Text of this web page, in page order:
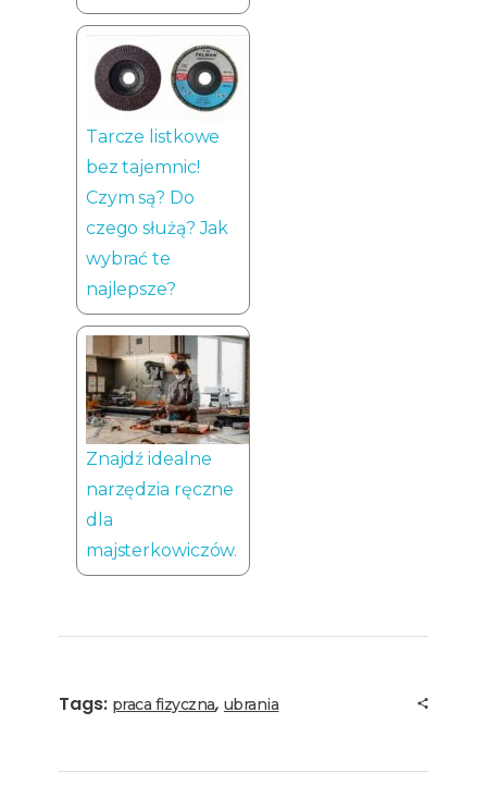
Tarcze listkowe
bez tajemnic!
Czym są? Do
czego służą? Jak
wybrać te
najlepsze?
Znajdź idealne
narzędzia ręczne
dla
majsterkowiczów.
Tags: praca fizyczna, ubrania